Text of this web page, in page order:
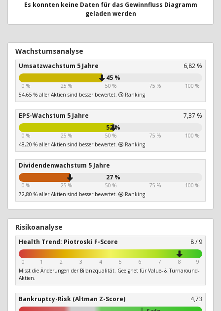
Es konnten keine Daten für das Gewinnfluss Diagramm
geladen werden
Wachstumsanalyse
Umsatzwachstum 5 Jahre
6,82 %
45 %
0 % 25 % 50 % 75 %
100 %
54,65 % aller Aktien sind besser bewertet.
Ranking
EPS-Wachstum 5 Jahre
7,37 %
52 %
0 % 25 % 50 % 75 %
100 %
48,20 % aller Aktien sind besser bewertet.
Ranking
Dividendenwachstum 5 Jahre
27 %
0 % 25 % 50 % 75 %
100 %
72,80 % aller Aktien sind besser bewertet.
Ranking
Risikoanalyse
Health Trend: Piotroski F-Score 8 / 9
0 1 2 3 4 5 6 7 8
9
Misst die Änderungen der Bilanzqualität. Geeignet für Value- & Turnaround-
Aktien.
Bankruptcy-Risk (Altman Z-Score) 4,73